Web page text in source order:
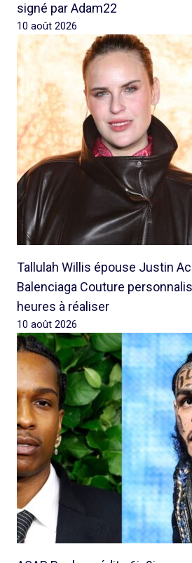
signé par Adam22
10 août 2026
Tallulah Willis épouse Justin
Balenciaga Couture
heures à réaliser
10 août 2026